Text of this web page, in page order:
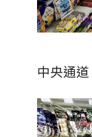
中央通